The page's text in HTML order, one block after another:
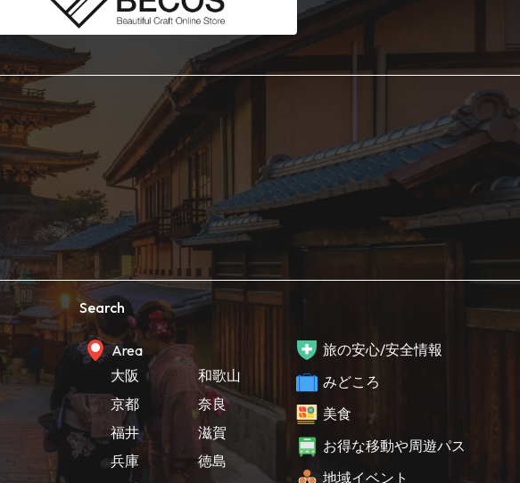
Search
Area
大阪
京都
福井
兵庫
和歌山
奈良
滋賀
徳島
旅の安心/安全情報
みどころ
美食
お得な移動や周遊パス
地域イベント